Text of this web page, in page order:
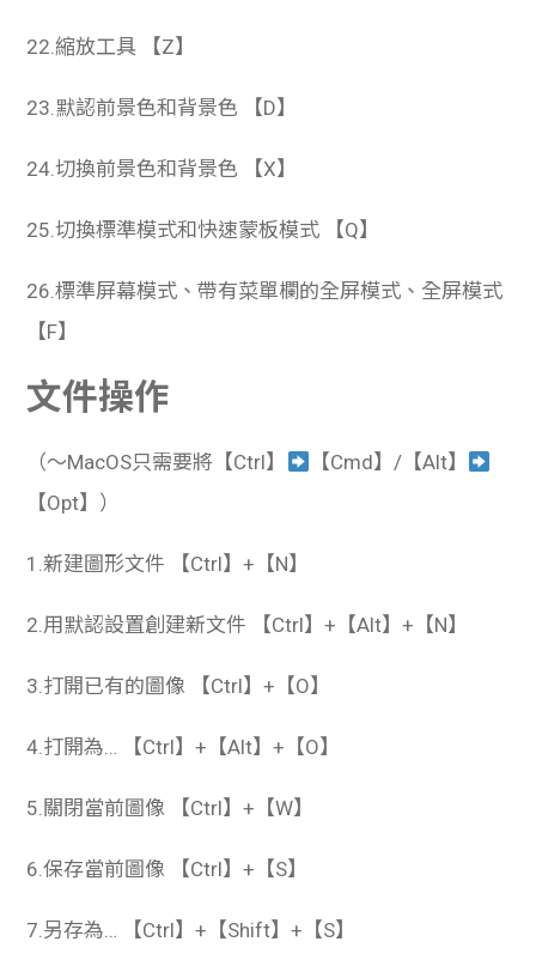
22.縮放工具 【Z】
23.默認前景色和背景色 【D】
24.切換前景色和背景色 【X】
25.切換標準模式和快速蒙板模式 【Q】
26.標準屏幕模式、帶有菜單欄的全屏模式、全屏模式
【F】
文件操作
（～MacOS只需要將【Ctrl】
【Cmd】/【Alt】
【Opt】）
1.新建圖形文件 【Ctrl】+【N】
2.用默認設置創建新文件 【Ctrl】+【Alt】+【N】
3.打開已有的圖像 【Ctrl】+【O】
4.打開為… 【Ctrl】+【Alt】+【O】
5.關閉當前圖像 【Ctrl】+【W】
6.保存當前圖像 【Ctrl】+【S】
7.另存為… 【Ctrl】+【Shift】+【S】